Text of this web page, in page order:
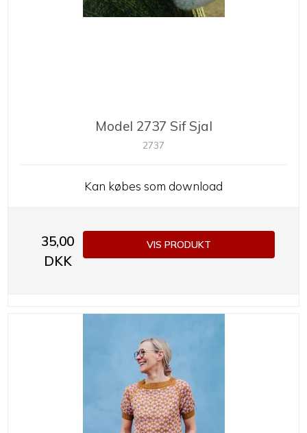
Model 2737 Sif Sjal
2737
Kan købes som download
35,00
DKK
VIS PRODUKT